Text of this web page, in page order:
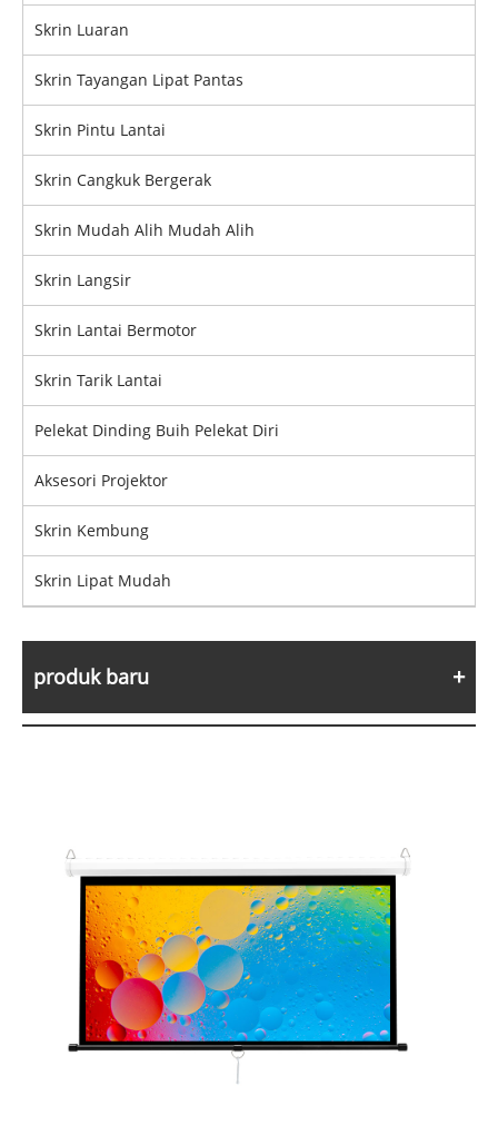
Skrin Luaran
Skrin Tayangan Lipat Pantas
Skrin Pintu Lantai
Skrin Cangkuk Bergerak
Skrin Mudah Alih Mudah Alih
Skrin Langsir
Skrin Lantai Bermotor
Skrin Tarik Lantai
Pelekat Dinding Buih Pelekat Diri
Aksesori Projektor
Skrin Kembung
Skrin Lipat Mudah
produk baru